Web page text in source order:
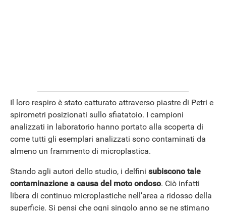
Il loro respiro è stato catturato attraverso piastre di Petri e
spirometri posizionati sullo sfiatatoio. I campioni
analizzati in laboratorio hanno portato alla scoperta di
come tutti gli esemplari analizzati sono contaminati da
almeno un frammento di microplastica.
Stando agli autori dello studio, i delfini subiscono tale
contaminazione a causa del moto ondoso. Ciò infatti
libera di continuo microplastiche nell’area a ridosso della
superficie. Si pensi che ogni singolo anno se ne stimano